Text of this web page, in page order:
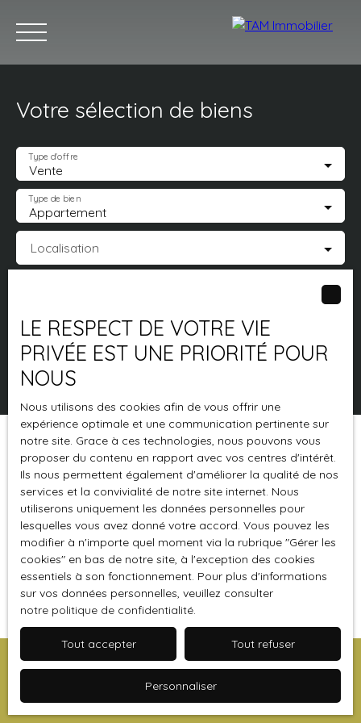
Acheter Louer Vendre Estimez votre bien
Estimation
Votre sélection de biens
Vente
Type d'offre
Appartement
Type de bien
Localisation
Surface min (m²)
Pertinence Créer une alerte
Vous n'avez actuellement aucun favori
Vous ne trouvez pas
la propriété de vos rêves ?
LE RESPECT DE VOTRE VIE
PRIVÉE EST UNE PRIORITÉ POUR
NOUS
Nous utilisons des cookies afin de vous offrir une
expérience optimale et une communication pertinente sur
notre site. Grace à ces technologies, nous pouvons vous
proposer du contenu en rapport avec vos centres d'intérêt.
Ils nous permettent également d'améliorer la qualité de nos
services et la convivialité de notre site internet. Nous
utiliserons uniquement les données personnelles pour
lesquelles vous avez donné votre accord. Vous pouvez les
modifier à n'importe quel moment via la rubrique ″Gérer les
cookies″ en bas de notre site, à l'exception des cookies
essentiels à son fonctionnement. Pour plus d'informations
sur vos données personnelles, veuillez consulter
notre politique de confidentialité.
Tout accepter Tout refuser
Personnaliser